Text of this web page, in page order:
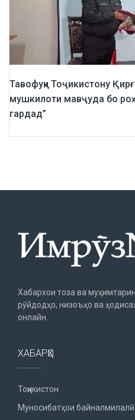
Тавофуқи Тоҷикистону
мушкилоти мавҷуда бо
гардад”
Хабархои тоза ва
рӯйдодҳо, низоъҳо ва
онлайн.
ХАБАРҲО
Тоҷикистон
Муносибатҳои байналмилалӣ